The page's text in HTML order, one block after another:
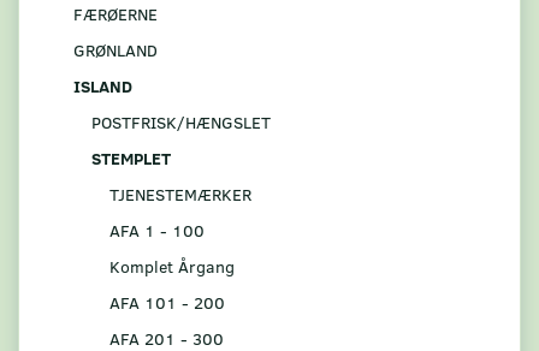
FÆRØERNE
GRØNLAND
ISLAND
POSTFRISK/HÆNGSLET
STEMPLET
TJENESTEMÆRKER
AFA 1 - 100
Komplet Årgang
AFA 101 - 200
AFA 201 - 300